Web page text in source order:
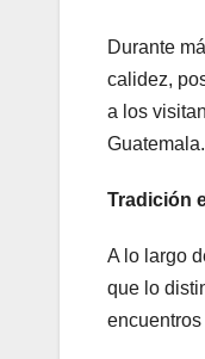
Durante
calidez,
a los
Guatemala.
Tradición
A lo largo
que lo